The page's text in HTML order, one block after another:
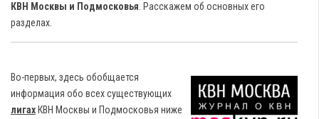
КВН Москвы и Подмосковья Расскажем об основных его
разделах.
Во-первых, здесь обобщается
информация обо всех существующих
лигах КВН Москвы и Подмосковья ниже